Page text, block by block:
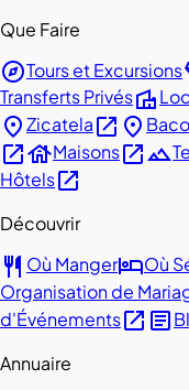
Que Faire
exploreTours et Excursions
Transferts Privésvilla
placeZicatelaopen_in_new place
open_in_newhouseMaisonsopen_in_newlandscape
Hôtelsopen_in_new
Découvrir
restaurant Où MangerhotelOù
Organisation de
d'Événementsopen_in_new article
Annuaire